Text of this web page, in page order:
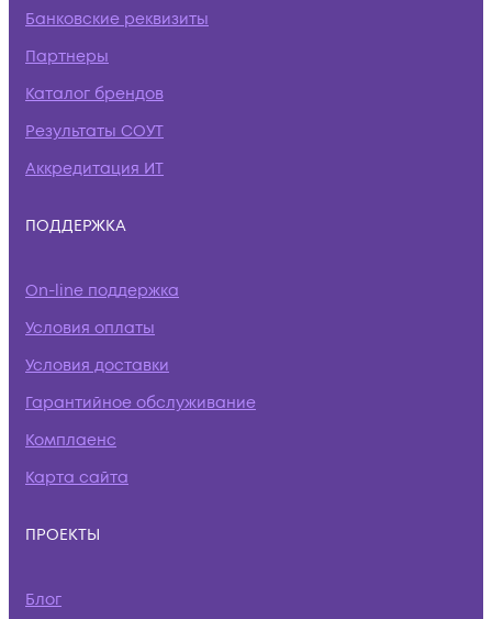
Банковские реквизиты
Партнеры
Каталог брендов
Результаты СОУТ
Аккредитация ИТ
ПОДДЕРЖКА
On-line поддержка
Условия оплаты
Условия доставки
Гарантийное обслуживание
Комплаенс
Карта сайта
ПРОЕКТЫ
Блог